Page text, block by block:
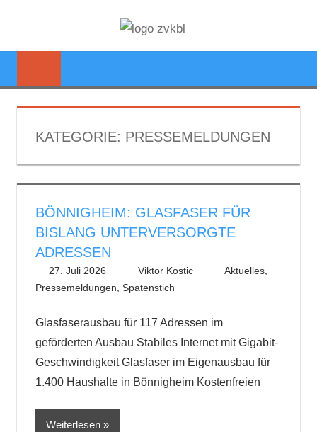
springen
Landkreis
KATEGORIE: PRESSEMELDUNGEN
BÖNNIGHEIM: GLASFASER FÜR
BISLANG UNTERVERSORGTE
ADRESSEN
27. Juli 2026 Viktor Kostic Aktuelles
Pressemeldungen Spatenstich
Glasfaserausbau für 117 Adressen im
geförderten Ausbau Stabiles Internet mit Gigabit-
Geschwindigkeit Glasfaser im Eigenausbau für
1.400 Haushalte in Bönnigheim Kostenfreien
Weiterlesen